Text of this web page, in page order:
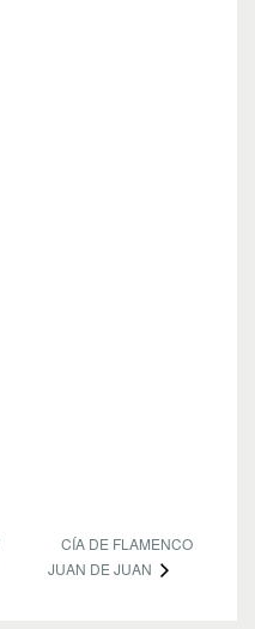
CÍA DE FLAMENCO
JUAN DE JUAN